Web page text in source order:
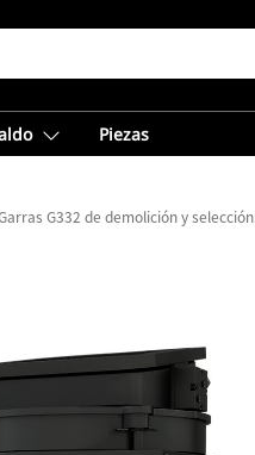
Piezas
G332 de demolición y